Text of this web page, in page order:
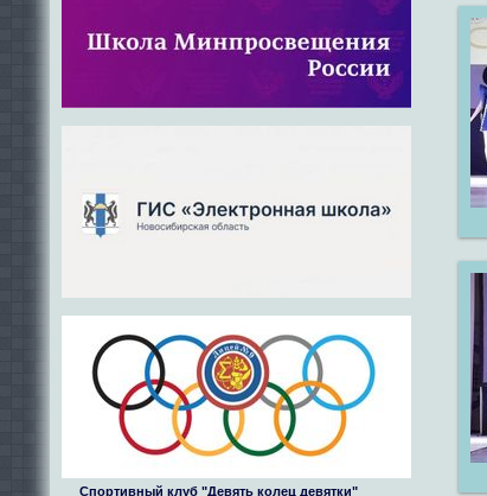
Спортивный клуб "Девять колец девятки"